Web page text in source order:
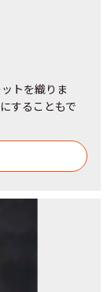
トを織りま
することもで